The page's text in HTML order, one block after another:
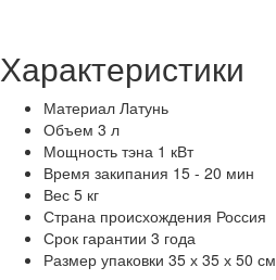
Характеристики
Материал Латунь
Объем 3 л
Мощность тэна 1 кВт
Время закипания 15 - 20 мин
Вес 5 кг
Страна происхождения Россия
Срок гарантии 3 года
Размер упаковки 35 х 35 х 50 см